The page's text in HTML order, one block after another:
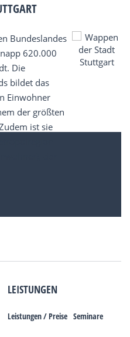
Bundeslandes
620.000
Die
bildet das
Einwohner
der größten
ist sie
LEISTUNGEN
Leistungen / Preise Seminare